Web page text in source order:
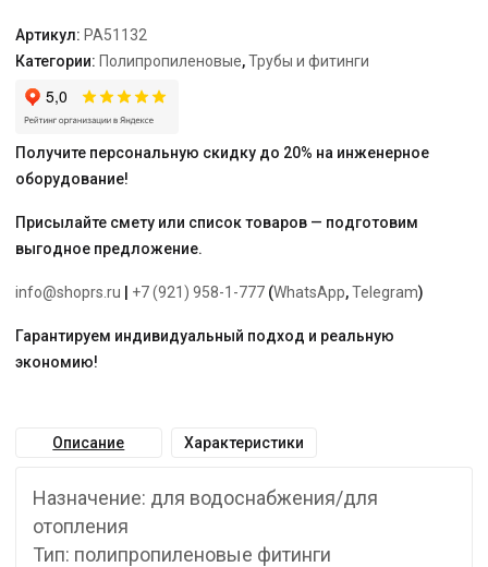
Артикул: PA51132
Категории: Полипропиленовые,Трубы и фитинги
Получите персональную скидку до 20% на инженерное
оборудование!
Присылайте смету или список товаров — подготовим
выгодное предложение.
info@shoprs.ru +7 (921) 958-1-777 (WhatsApp,Telegram)
Гарантируем индивидуальный подход и реальную
экономию!
Описание Характеристики
Назначение: для водоснабжения/для
отопления
Тип: полипропиленовые фитинги